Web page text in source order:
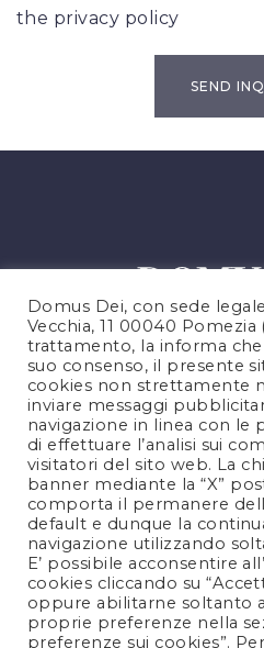
the privacy policy
PRIVACY
COOKIES
LEGAL
Domus Dei, con sede
Vecchia, 11 00040
trattamento, la informa
suo consenso, il presente
cookies non strettamente
inviare messaggi
navigazione in linea con le
di effettuare l’analisi sui
visitatori del sito web. La
banner mediante la “X”
comporta il permanere
default e dunque la
navigazione utilizzando
E’ possibile acconsentire
cookies cliccando su
oppure abilitarne soltanto
proprie preferenze nella
preferenze sui cookies”.